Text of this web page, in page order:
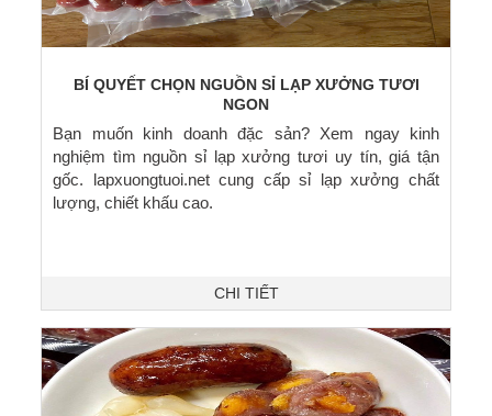
BÍ QUYẾT CHỌN NGUỒN SỈ LẠP XƯỞNG TƯƠI
NGON
Bạn muốn kinh doanh đặc sản? Xem ngay kinh
nghiệm tìm nguồn sỉ lạp xưởng tươi uy tín, giá tận
gốc. lapxuongtuoi.net cung cấp sỉ lạp xưởng chất
lượng, chiết khấu cao.
CHI TIẾT